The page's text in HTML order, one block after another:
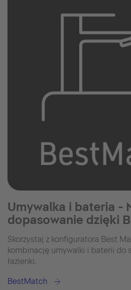
Umywalka i bateria -
dopasowanie dzięki
Skorzystaj z konfiguratora Best
kombinację umywalki i baterii do
łazienki.
BestMatch